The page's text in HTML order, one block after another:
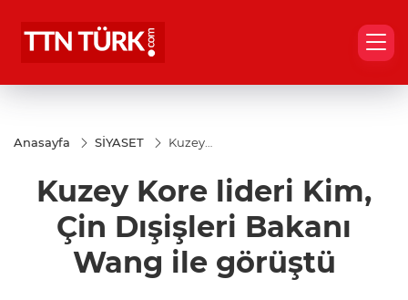
Anasayfa SİYASET
Kuzey
Kim,
Çin
Dışişleri
Bakanı
Wang
ile
görüştü
Kuzey Kore lideri Kim,
Çin Dışişleri Bakanı
Wang ile görüştü